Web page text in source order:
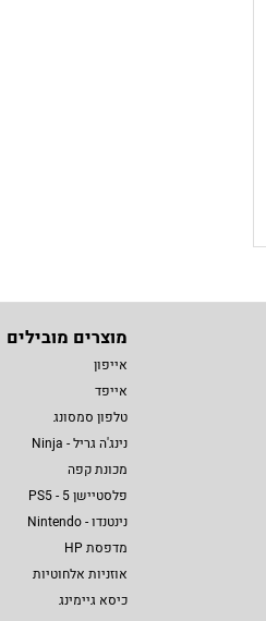
מוצרים מובילים
אייפון
אייפד
טלפון סמסונג
נינג'ה גריל - Ninja
מכונת קפה
פלסטיישן 5 - PS5
נינטנדו - Nintendo
מדפסת HP
אוזניות אלחוטיות
כיסא גיימינג